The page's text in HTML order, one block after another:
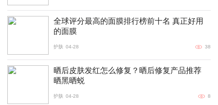
全球评分最高的面膜排行榜前十名 真正好用
的面膜
护肤 04-28 38
晒后皮肤发红怎么修复？晒后修复产品推荐
晒黑晒蜕
护肤 04-28 8